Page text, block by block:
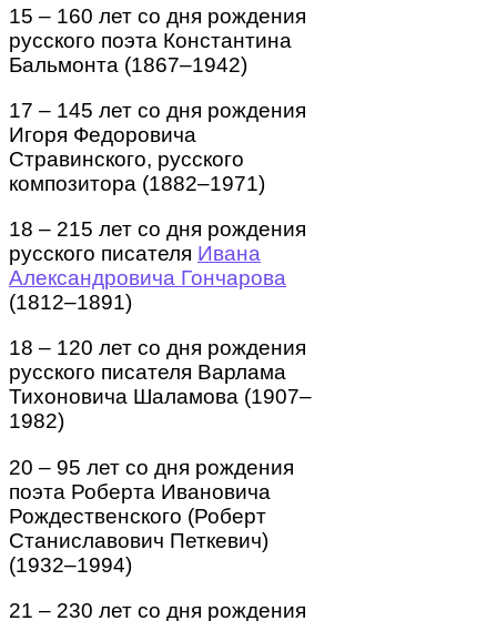
15 – 160 лет со дня рождения
русского поэта Константина
Бальмонта (1867–1942)
17 – 145 лет со дня рождения
Игоря Федоровича
Стравинского, русского
композитора (1882–1971)
18 – 215 лет со дня рождения
русского писателя Ивана
Александровича Гончарова
(1812–1891)
18 – 120 лет со дня рождения
русского писателя Варлама
Тихоновича Шаламова (1907–
1982)
20 – 95 лет со дня рождения
поэта Роберта Ивановича
Рождественского (Роберт
Станиславович Петкевич)
(1932–1994)
21 – 230 лет со дня рождения